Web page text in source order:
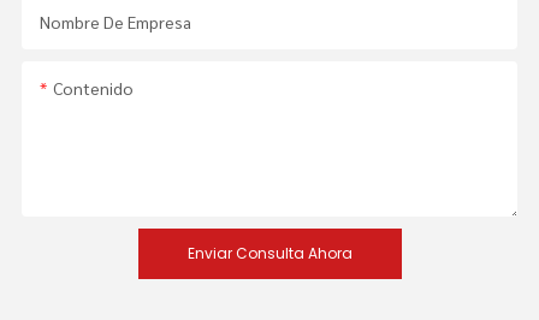
Nombre De Empresa
Contenido
Enviar Consulta Ahora